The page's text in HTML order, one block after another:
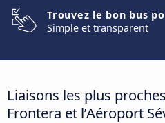
Trouvez le bon bus
Simple et transparent
Liaisons les plus
Frontera et l’Aéroport